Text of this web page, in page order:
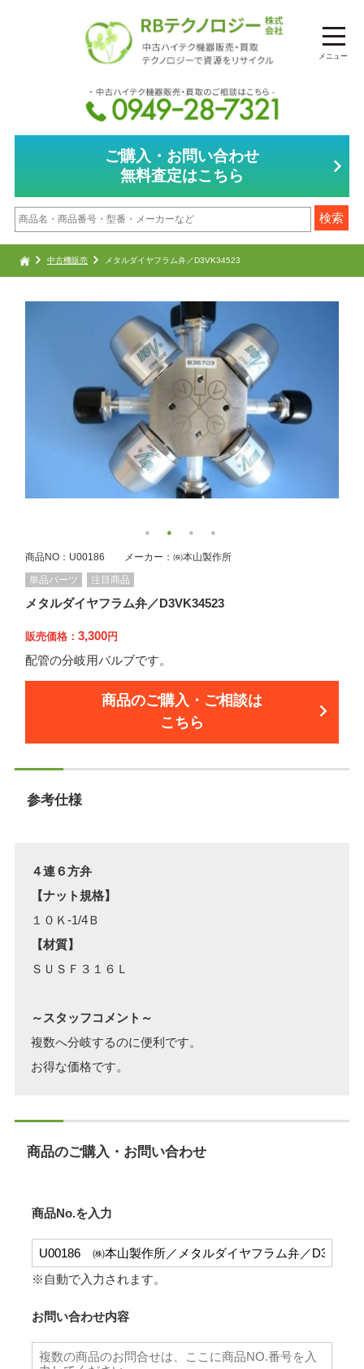
メニュー
ご購入・お問い合わせ
無料査定はこちら
中古機販売 メタルダイヤフラム弁／D3VK34523
商品NO：U00186 メーカー：㈱本山製作所
単品パーツ
注目商品
メタルダイヤフラム弁／D3VK34523
販売価格：3,300円
配管の分岐用バルブです。
商品のご購入・ご相談は
こちら
参考仕様
４連６方弁
【ナット規格】
１０Ｋ-1/4Ｂ
【材質】
ＳＵＳＦ３１６Ｌ
～スタッフコメント～
複数へ分岐するのに便利です。
お得な価格です。
商品のご購入・お問い合わせ
商品No.を入力
※自動で入力されます。
お問い合わせ内容